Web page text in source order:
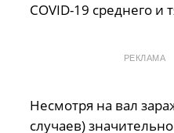
COVID-19 среднего и
РЕКЛАМА
Несмотря на вал
случаев)